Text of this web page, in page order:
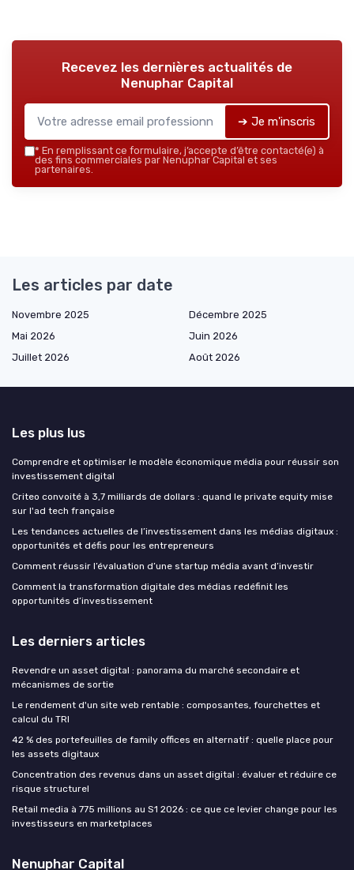
Recevez les dernières actualités de
Nenuphar Capital
➔ Je m'inscris
* En remplissant ce formulaire, j’accepte d’être contacté(e) à
des fins commerciales par Nenuphar Capital et ses
partenaires.
Les articles par date
Novembre 2025
Décembre 2025
Mai 2026
Juin 2026
Juillet 2026
Août 2026
Les plus lus
Comprendre et optimiser le modèle économique média pour réussir son
investissement digital
Criteo convoité à 3,7 milliards de dollars : quand le private equity mise
sur l'ad tech française
Les tendances actuelles de l’investissement dans les médias digitaux :
opportunités et défis pour les entrepreneurs
Comment réussir l’évaluation d’une startup média avant d’investir
Comment la transformation digitale des médias redéfinit les
opportunités d’investissement
Les derniers articles
Revendre un asset digital : panorama du marché secondaire et
mécanismes de sortie
Le rendement d'un site web rentable : composantes, fourchettes et
calcul du TRI
42 % des portefeuilles de family offices en alternatif : quelle place pour
les assets digitaux
Concentration des revenus dans un asset digital : évaluer et réduire ce
risque structurel
Retail media à 775 millions au S1 2026 : ce que ce levier change pour les
investisseurs en marketplaces
Nenuphar Capital